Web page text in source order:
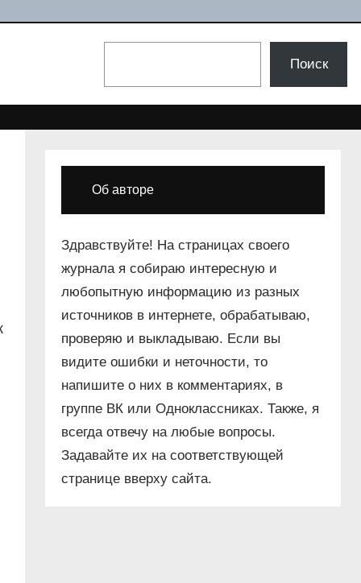
Поиск
Об авторе
Здравствуйте! На страницах своего
журнала я собираю интересную и
любопытную информацию из разных
источников в интернете, обрабатываю,
проверяю и выкладываю. Если вы
видите ошибки и неточности, то
напишите о них в комментариях, в
группе ВК или Одноклассниках. Также, я
всегда отвечу на любые вопросы.
Задавайте их на соответствующей
странице вверху сайта.